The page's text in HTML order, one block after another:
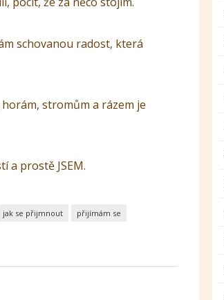
schovanou radost, která
stromům a rázem je
a prostě JSEM.
jak se přijmnout přijímám se